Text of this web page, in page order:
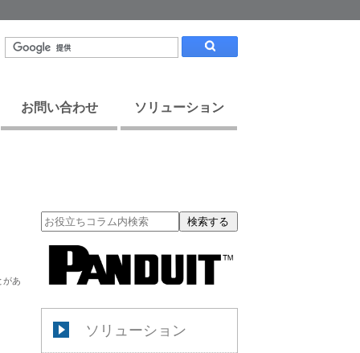
お問い合わせ ソリューション
検索する
ソリューション
があ